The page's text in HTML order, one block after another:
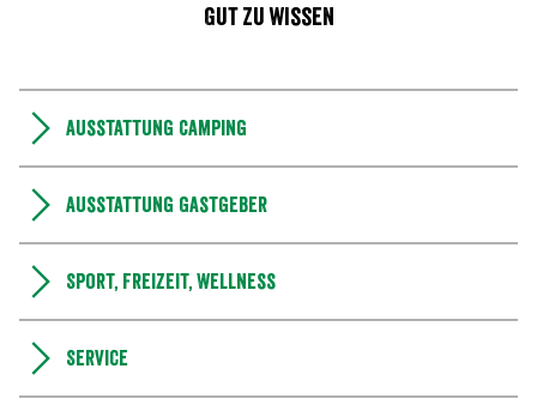
Gut zu wissen
Ausstattung Camping
Ausstattung Gastgeber
Sport, Freizeit, Wellness
Service